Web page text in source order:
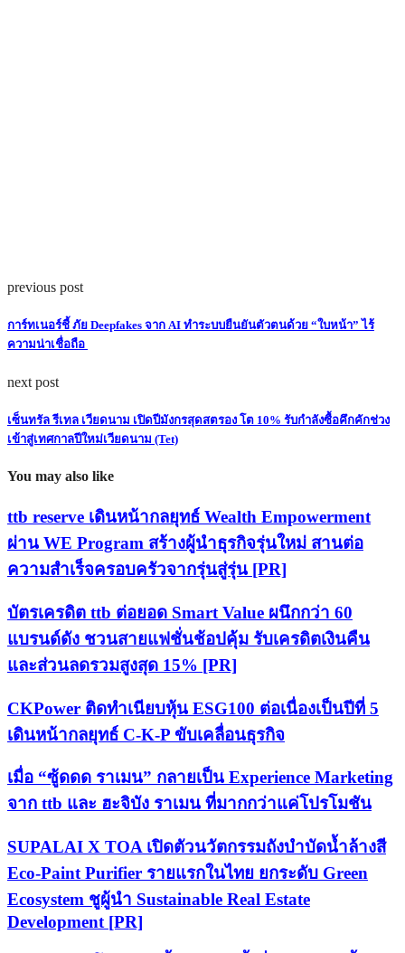
previous post
การ์ทเนอร์ชี้ ภัย Deepfakes จาก AI ทำระบบยืนยันตัวตนด้วย “ใบหน้า” ไร้
ความน่าเชื่อถือ
next post
เซ็นทรัล รีเทล เวียดนาม เปิดปีมังกรสุดสตรอง โต 10% รับกำลังซื้อคึกคักช่วง
เข้าสู่เทศกาลปีใหม่เวียดนาม (Tet)
You may also like
ttb reserve เดินหน้ากลยุทธ์ Wealth Empowerment
ผ่าน WE Program สร้างผู้นำธุรกิจรุ่นใหม่ สานต่อ
ความสำเร็จครอบครัวจากรุ่นสู่รุ่น [PR]
บัตรเครดิต ttb ต่อยอด Smart Value ผนึกกว่า 60
แบรนด์ดัง ชวนสายแฟชั่นช้อปคุ้ม รับเครดิตเงินคืน
และส่วนลดรวมสูงสุด 15% [PR]
CKPower ติดทำเนียบหุ้น ESG100 ต่อเนื่องเป็นปีที่ 5
เดินหน้ากลยุทธ์ C-K-P ขับเคลื่อนธุรกิจ
เมื่อ “ซู้ดดด ราเมน” กลายเป็น Experience Marketing
จาก ttb และ ฮะจิบัง ราเมน ที่มากกว่าแค่โปรโมชัน
SUPALAI X TOA เปิดตัวนวัตกรรมถังบำบัดน้ำล้างสี
Eco-Paint Purifier รายแรกในไทย ยกระดับ Green
Ecosystem ชูผู้นำ Sustainable Real Estate
Development [PR]